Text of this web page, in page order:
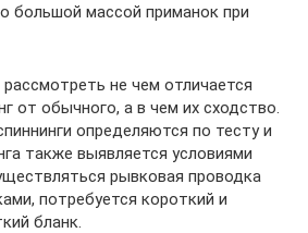
большой массой приманок при
не чем отличается
от обычного, а в чем их сходство.
определяются по тесту и
также выявляется условиями
рывковая проводка
потребуется короткий и
бланк.